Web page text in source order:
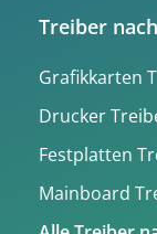
Treiber
Grafikkarten
Drucker
Festplatten
Mainboard